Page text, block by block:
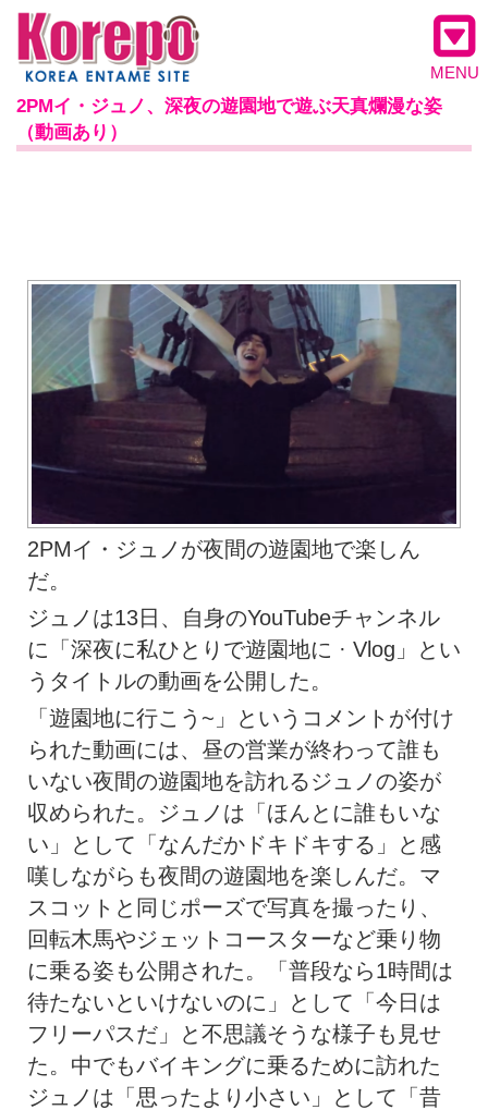
MENU
2PMイ・ジュノ、深夜の遊園地で遊ぶ天真爛漫な姿
（動画あり）
2PMイ・ジュノが夜間の遊園地で楽しん
だ。
ジュノは13日、自身のYouTubeチャンネル
に「深夜に私ひとりで遊園地に · Vlog」とい
うタイトルの動画を公開した。
「遊園地に行こう~」というコメントが付け
られた動画には、昼の営業が終わって誰も
いない夜間の遊園地を訪れるジュノの姿が
収められた。ジュノは「ほんとに誰もいな
い」として「なんだかドキドキする」と感
嘆しながらも夜間の遊園地を楽しんだ。マ
スコットと同じポーズで写真を撮ったり、
回転木馬やジェットコースターなど乗り物
に乗る姿も公開された。「普段なら1時間は
待たないといけないのに」として「今日は
フリーパスだ」と不思議そうな様子も見せ
た。中でもバイキングに乗るために訪れた
ジュノは「思ったより小さい」として「昔